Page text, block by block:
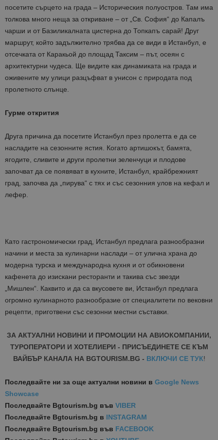
посетите сърцето на града – Историческия полуостров. Там има
толкова много неща за откриване – от „Св. София“ до Капалъ
чарши и от Базиликалната цистерна до Топкапъ сарай! Друг
маршрут, който задължително трябва да се види в Истанбул, е
отсечката от Каракьой до площад Таксим – път, осеян с
архитектурни чудеса. Ще видите как динамиката на града и
оживените му улици разцъфват в унисон с природата под
пролетното слънце.
Гурме открития
Друга причина да посетите Истанбул през пролетта е да се
насладите на сезонните ястия. Когато артишокът, бамята,
ягодите, сливите и други пролетни зеленчуци и плодове
започват да се появяват в кухните, Истанбул, крайбрежният
град, започва да „пирува“ с тях и със сезонния улов на кефал и
лефер.
Като гастрономически град, Истанбул предлага разнообразни
начини и места за кулинарни наслади – от улична храна до
модерна турска и международна кухня и от обикновени
кафенета до изискани ресторанти и такива със звезди
„Мишлен“. Каквито и да са вкусовете ви, Истанбул предлага
огромно кулинарното разнообразие от специалитети по вековни
рецепти, приготвени със сезонни местни съставки.
ЗА АКТУАЛНИ НОВИНИ И ПРОМОЦИИ НА АВИОКОМПАНИИ,
ТУРОПЕРАТОРИ И ХОТЕЛИЕРИ - ПРИСЪЕДИНЕТЕ СЕ КЪМ
ВАЙБЪР КАНАЛА НА BGTOURISM.BG - ВКЛЮЧИ СЕ ТУК!
Последвайте ни за още актуални новини в Google News
Showcase
Последвайте Bgtourism.bg във VIBER
Последвайте Bgtourism.bg в INSTAGRAM
Последвайте Bgtourism.bg във FACEBOOK